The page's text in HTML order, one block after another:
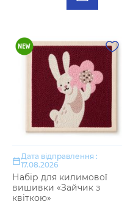
Дата відправлення :
17.08.2026
Набір для килимової
вишивки «Зайчик з
квіткою»